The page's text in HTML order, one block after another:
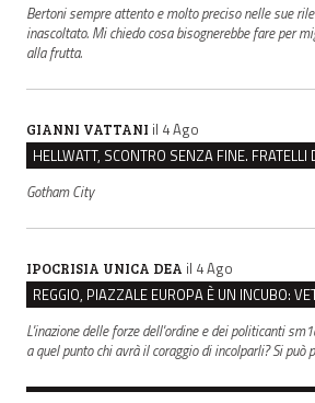
Bertoni sempre attento e molto preciso nelle sue
inascoltato. Mi chiedo cosa bisognerebbe fare per
alla frutta.
GIANNI VATTANI il 4 Ago
Gotham City
IPOCRISIA UNICA DEA il 4 Ago
L'inazione delle forze dell'ordine e dei politicanti
a quel punto chi avrà il coraggio di incolparli? Si può